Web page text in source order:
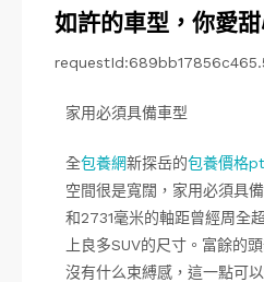
如許的車型，你愛
家用必須具備車型
全包養網新探岳的包養價格
空間很是寬闊，家用必須具
和2731毫米的軸距曾經周全
上良多SUV的尺寸。富餘的
沒有什么束縛感，這一點可